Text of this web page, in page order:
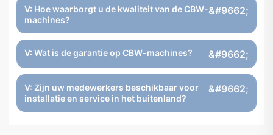
V: Hoe waarborgt u de kwaliteit van de CBW-
machines?
V: Wat is de garantie op CBW-machines?
V: Zijn uw medewerkers beschikbaar voor
installatie en service in het buitenland?